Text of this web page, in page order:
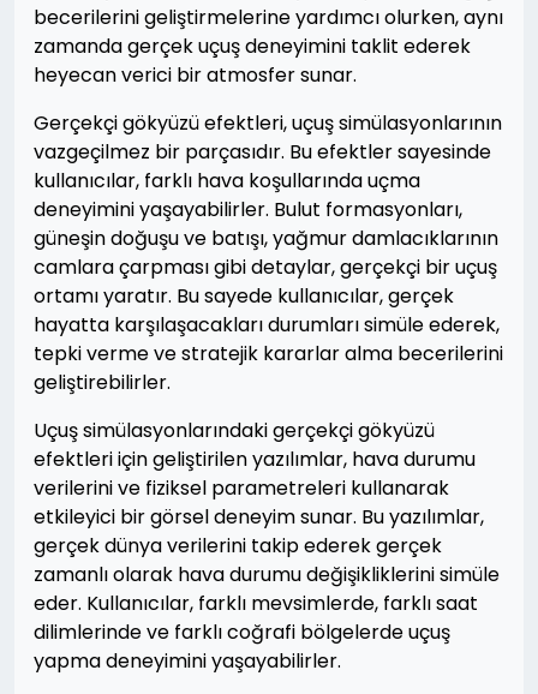
becerilerini geliştirmelerine yardımcı olurken, aynı
zamanda gerçek uçuş deneyimini taklit ederek
heyecan verici bir atmosfer sunar.
Gerçekçi gökyüzü efektleri, uçuş simülasyonlarının
vazgeçilmez bir parçasıdır. Bu efektler sayesinde
kullanıcılar, farklı hava koşullarında uçma
deneyimini yaşayabilirler. Bulut formasyonları,
güneşin doğuşu ve batışı, yağmur damlacıklarının
camlara çarpması gibi detaylar, gerçekçi bir uçuş
ortamı yaratır. Bu sayede kullanıcılar, gerçek
hayatta karşılaşacakları durumları simüle ederek,
tepki verme ve stratejik kararlar alma becerilerini
geliştirebilirler.
Uçuş simülasyonlarındaki gerçekçi gökyüzü
efektleri için geliştirilen yazılımlar, hava durumu
verilerini ve fiziksel parametreleri kullanarak
etkileyici bir görsel deneyim sunar. Bu yazılımlar,
gerçek dünya verilerini takip ederek gerçek
zamanlı olarak hava durumu değişikliklerini simüle
eder. Kullanıcılar, farklı mevsimlerde, farklı saat
dilimlerinde ve farklı coğrafi bölgelerde uçuş
yapma deneyimini yaşayabilirler.